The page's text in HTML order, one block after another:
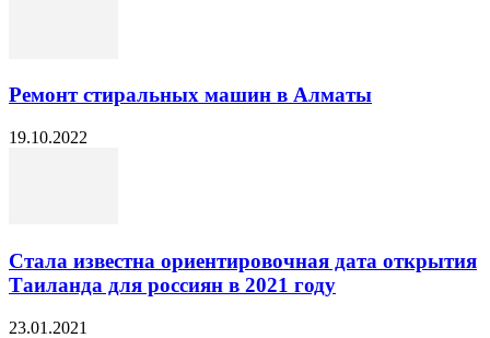
Ремонт стиральных машин в Алматы
19.10.2022
Стала известна ориентировочная дата открытия
Таиланда для россиян в 2021 году
23.01.2021